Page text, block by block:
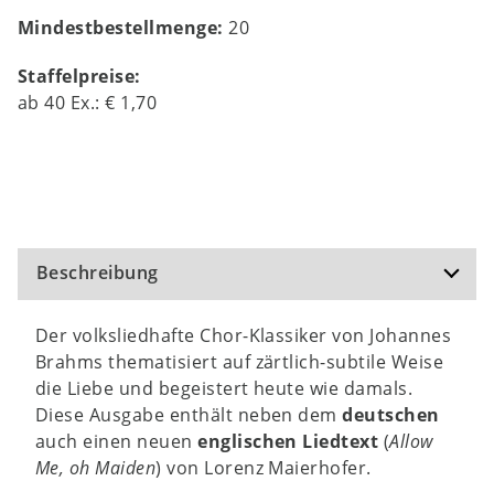
Mindestbestellmenge:20
Staffelpreise:
ab40 Ex.:€ 1,70
Beschreibung
Der volksliedhafte Chor-Klassiker von Johannes
Brahms thematisiert auf zärtlich-subtile Weise
die Liebe und begeistert heute wie damals.
Diese Ausgabe enthält neben demdeutschen
auch einen neuenenglischen Liedtext (Allow
Me, oh Maiden) von Lorenz Maierhofer.